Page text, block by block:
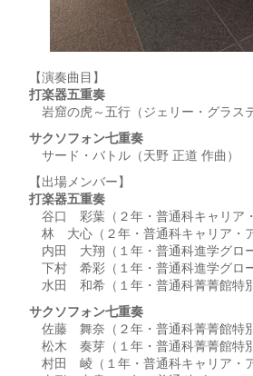
【演奏曲目】
打楽器五重奏
岩窟の虎～五行（ジェリー・グラス
サクソフォン七重奏
サード・バトル（天野 正道 作曲）
【出場メンバー】
打楽器五重奏
谷口 彩葉（２年・普通科キャリア・
林 大心（２年・普通科キャリア・ア
内田 大翔（１年・普通科進学グロー
下村 希彩（１年・普通科進学グロー
水田 和希（１年・普通科菁菁館特
サクソフォン七重奏
佐藤 舞奈（２年・普通科菁菁館特
松木 奏芽（１年・普通科菁菁館特
村田 崚（１年・普通科キャリア・ア